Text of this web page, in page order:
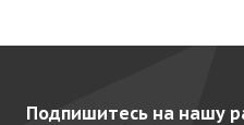
Подпишитесь на нашу